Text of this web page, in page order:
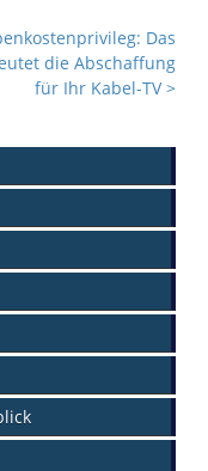
Das
die Abschaffung
für Ihr Kabel-TV>